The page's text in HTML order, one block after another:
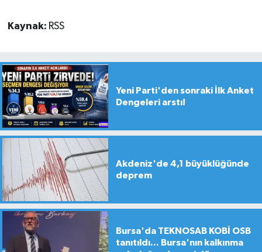
Kaynak: RSS
Yeni Parti'den sonraki İlk Anket
Dengeleri arstı!
Akdeniz'de 4,1 büyüklüğünde
deprem
Bursa'da TEKNOSAB KOBİ OSB
tanıtıldı... Bursa'nın kalkınma